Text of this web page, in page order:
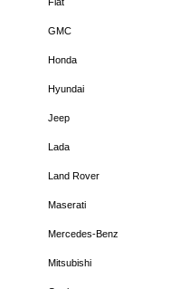
GMC
Honda
Hyundai
Jeep
Lada
Land Rover
Maserati
Mercedes-Benz
Mitsubishi